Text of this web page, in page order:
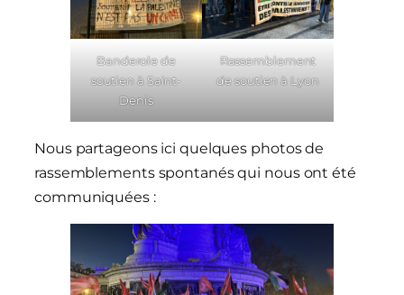
Banderole de
soutien à Saint-
Denis
Rassemblement
de soutien à Lyon
Nous partageons ici quelques photos de
rassemblements spontanés qui nous ont été
communiquées :